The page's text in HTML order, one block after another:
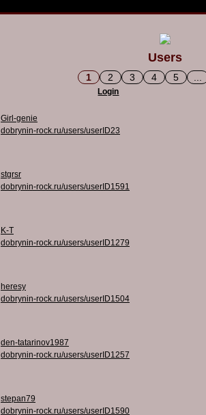
Users
1 2 3 4 5
Login
Girl-genie
dobrynin-rock.ru/users/userID23
stgrsr
dobrynin-rock.ru/users/userID1591
K-T
dobrynin-rock.ru/users/userID1279
heresy
dobrynin-rock.ru/users/userID1504
den-tatarinov1987
dobrynin-rock.ru/users/userID1257
stepan79
dobrynin-rock.ru/users/userID1590